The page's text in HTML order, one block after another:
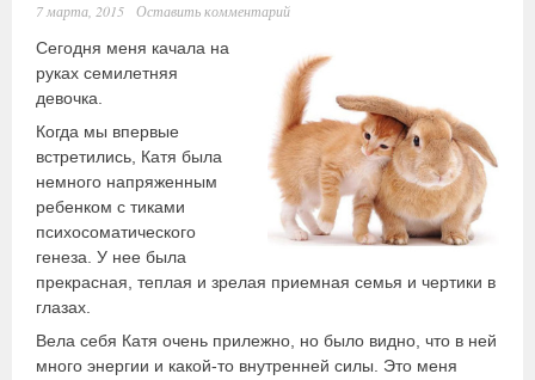
7 марта, 2015
Оставить комментарий
Сегодня меня качала на
руках семилетняя
девочка.
Когда мы впервые
встретились, Катя была
немного напряженным
ребенком с тиками
психосоматического
генеза. У нее была
прекрасная, теплая и зрелая приемная семья и чертики в
глазах.
Вела себя Катя очень прилежно, но было видно, что в ней
много энергии и какой-то внутренней силы. Это меня